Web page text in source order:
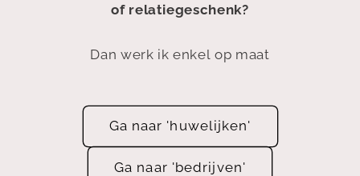
of relatiegeschenk?
Dan werk ik enkel op maat
Ga naar 'huwelijken'
Ga naar 'bedrijven'